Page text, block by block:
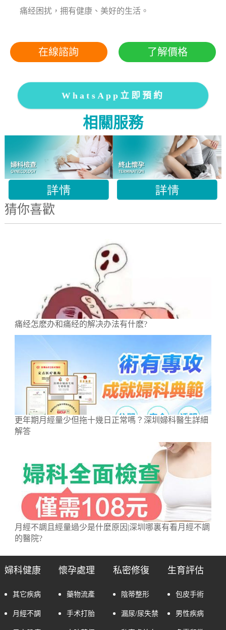
痛经困扰，拥有健康、美好的生活。
在線諮詢 了解價格
WhatsApp立即預約
相關服務
猜你喜歡
痛经怎麽办和痛经的解决办法有什麽?
更年期月經量少但拖十幾日正常嗎？深圳婦科醫生詳細
解答
月經不調且經量過少是什麼原因|深圳哪裏有看月經不調
的醫院?
婦科健康
其它疾病
月經不調
懷孕處理
藥物流產
手术打胎
私密修復
陰蒂整形
漏尿/尿失禁
生育評估
包皮手術
男性疾病